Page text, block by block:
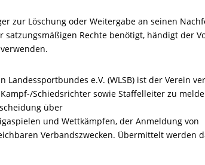
zur Löschung oder Weitergabe an seinen
Rechte benötigt, händigt der
Landessportbundes e.V. (WLSB) ist der Verein
Schiedsrichter sowie Staffelleiter zu
über
und Wettkämpfen, der Anmeldung von
Verbandszwecken. Übermittelt werden